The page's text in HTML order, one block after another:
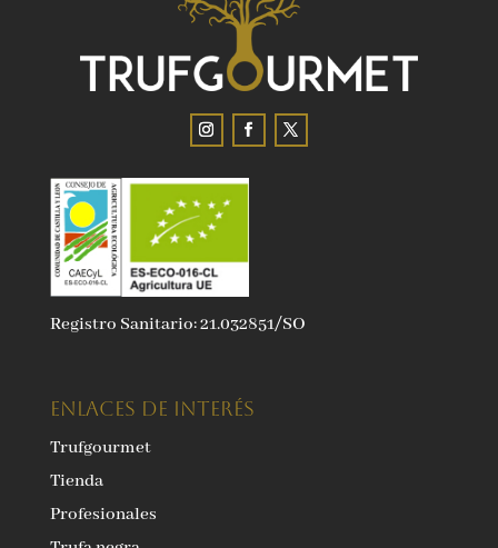
Registro Sanitario: 21.032851/SO
ENLACES DE INTERÉS
Trufgourmet
Tienda
Profesionales